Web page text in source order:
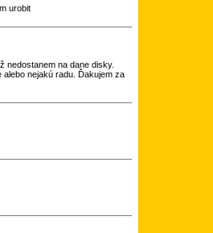
urobit
nedostanem na dane disky.
nejakú radu. Ďakujem za